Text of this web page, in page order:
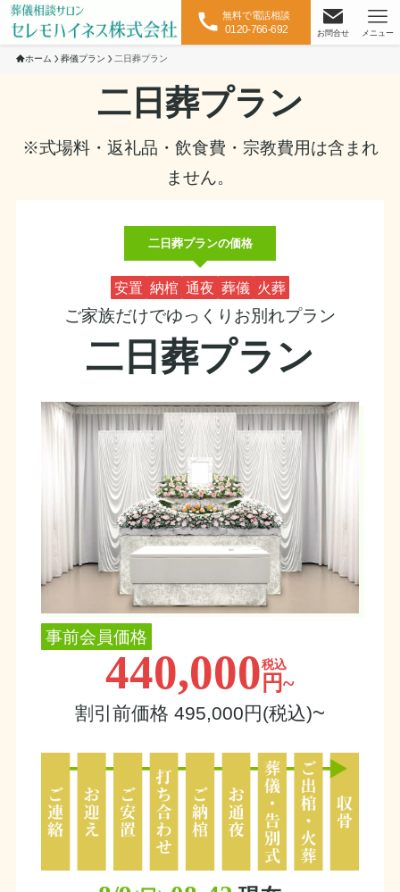
無料で電話相談
0120-766-692 お問合せ メニュー
ホーム 葬儀プラン 二日葬プラン
二日葬プラン
※式場料・返礼品・飲食費・宗教費用は含まれ
ません。
二日葬プランの価格
安置 納棺 通夜 葬儀 火葬
ご家族だけでゆっくりお別れプラン
二日葬プラン
事前会員価格
440,000税込
円~
割引前価格 495,000円(税込)~